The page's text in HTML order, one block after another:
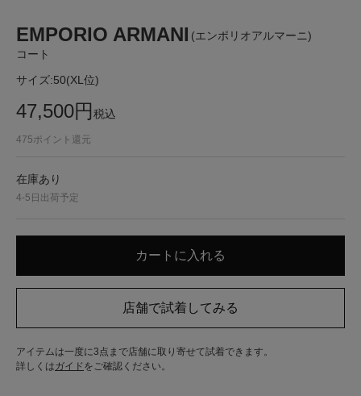
EMPORIO ARMANI (エンポリオアルマーニ)
コート
サイズ:50(XL位)
47,500円税込
475ポイント還元
在庫あり
4-5日出荷予定
アイテムは一度に3点まで店舗に取り寄せて試着できます。
詳しくはガイド をご確認ください。